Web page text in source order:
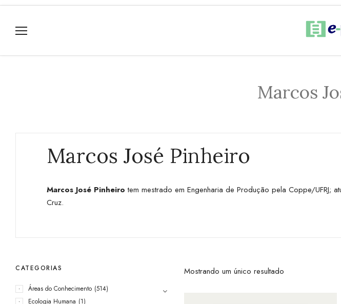
Marcos
Marcos José Pinheiro
Marcos José Pinheirotem mestrado em Engenharia de Produção pela Coppe/
Cruz.
CATEGORIAS
Áreas do Conhecimento (514)
Ecologia Humana (1)
Mostrando um único resultado